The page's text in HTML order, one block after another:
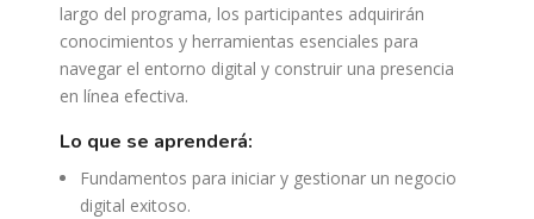
largo del programa, los participantes adquirirán
conocimientos y herramientas esenciales para
navegar el entorno digital y construir una presencia
en línea efectiva.​
lo que se aprenderá:
Fundamentos para iniciar y gestionar un negocio
digital exitoso.​